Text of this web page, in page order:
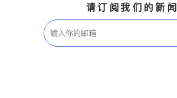
请订阅我们的新闻